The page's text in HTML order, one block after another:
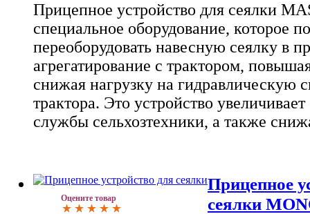
Прицепное устройство для сеялки
специальное оборудование, которое
переоборудовать навесную сеялку в
агрегатирование с трактором,
снижая нагрузку на гидравлическую
трактора. Это устройство
службы сельхозтехники, а также
Оцените товар
Прицепное
сеялки